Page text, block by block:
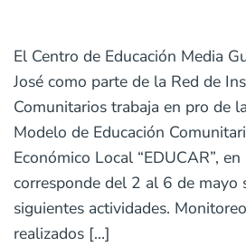
El Centro de Educación Media
José como parte de la Red de
Comunitarios trabaja en pro de
Modelo de Educación
Económico Local “EDUCAR”,
corresponde del 2 al 6 de mayo
siguientes actividades.
realizados […]